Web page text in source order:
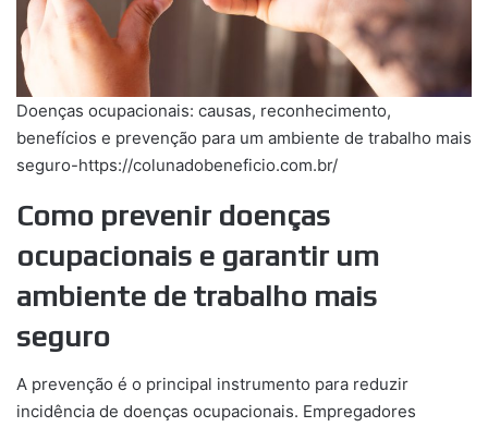
Doenças ocupacionais: causas, reconhecimento,
benefícios e prevenção para um ambiente de trabalho mais
seguro-https://colunadobeneficio.com.br/
Como prevenir doenças
ocupacionais e garantir um
ambiente de trabalho mais
seguro
A prevenção é o principal instrumento para reduzir
incidência de doenças ocupacionais. Empregadores